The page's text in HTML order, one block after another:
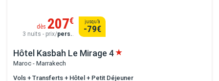
Hôtel Kasbah Le Mirage 4
Maroc - Marrakech
Vols + Transferts + Hôtel + Petit Déjeuner
dès 207€
3 nuits - prix/pers..
jusqu’à
-79€